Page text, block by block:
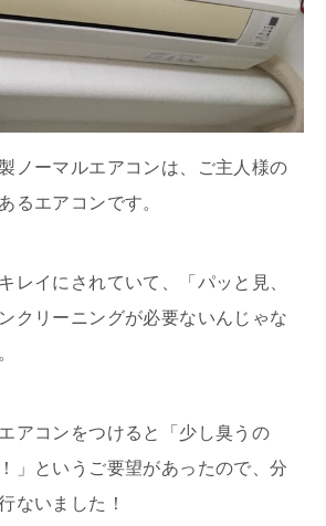
ノーマルエアコンは、ご主人様の
るエアコンです。
レイにされていて、「パッと見、
クリーニングが必要ないんじゃな
アコンをつけると「少し臭うの
」というご要望があったので、分
ないました！